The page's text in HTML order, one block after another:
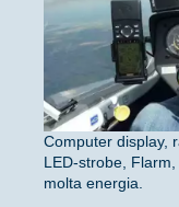
Computer display,
LED-strobe,
molta energia.